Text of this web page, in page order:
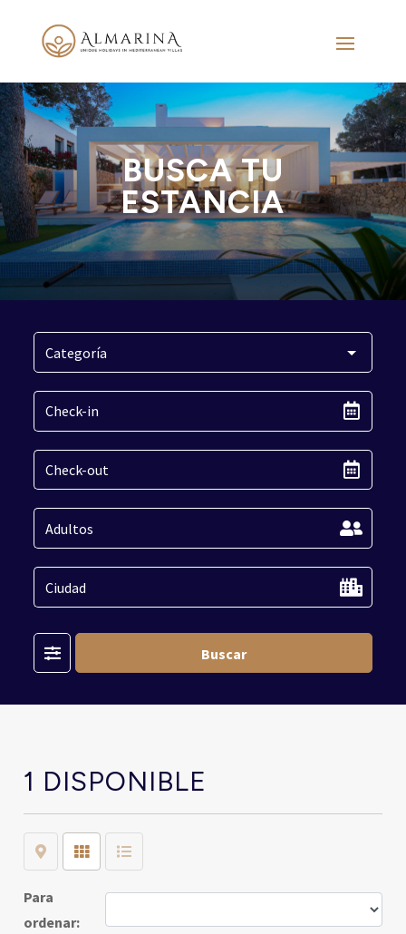
BUSCA TU
ESTANCIA
Buscar
1 DISPONIBLE
Map Grid List
Para
ordenar: